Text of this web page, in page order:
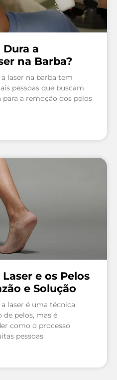
a
na Barba?
laser na barba tem
pessoas que buscam
a remoção dos pelos
e os Pelos
e Solução
laser é uma técnica
de pelos, mas é
como o processo
pessoas